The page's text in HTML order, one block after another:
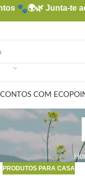
🌍🌿 Junta-te
COM
PRODUTOS PARA CASA